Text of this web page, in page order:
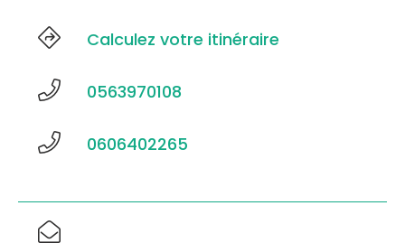
Calculez votre itinéraire
0563970108
0606402265